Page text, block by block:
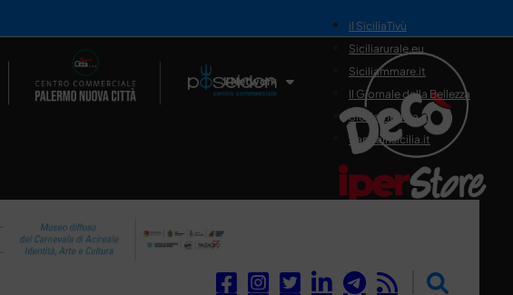
Il Network
il SiciliaTivù
Siciliarurale.eu
Siciliammare.it
Il Giornale della Bellezza
Siciliamedica.it
Sanitainsicilia.it